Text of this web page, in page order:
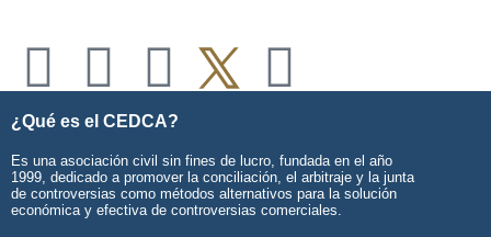
¿Qué es el CEDCA?
Es una asociación civil sin fines de lucro, fundada en el año
1999, dedicado a promover la conciliación, el arbitraje y la junta
de controversias como métodos alternativos para la solución
económica y efectiva de controversias comerciales.